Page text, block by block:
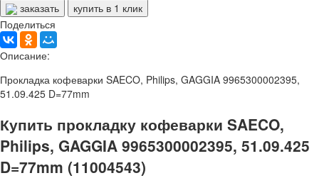
заказать
купить в 1 клик
Поделиться
Описание:
Прокладка кофеварки SAECO, Philips, GAGGIA 9965300002395,
51.09.425 D=77mm
Купить прокладку кофеварки SAECO,
Philips, GAGGIA 9965300002395, 51.09.425
D=77mm (11004543)